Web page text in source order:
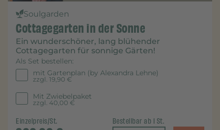
Soulgarden
Cottagegarten in der Sonne
Ein wunderschöner, lang blühender
Cottagegarten für sonnige Gärten!
Als Set bestellen:
mit Gartenplan (by Alexandra Lehne)
zzgl. 19,90 €
Mit Zwiebelpaket
zzgl. 40,00 €
Einzelpreis/St. Bestellbar ab 1 St.